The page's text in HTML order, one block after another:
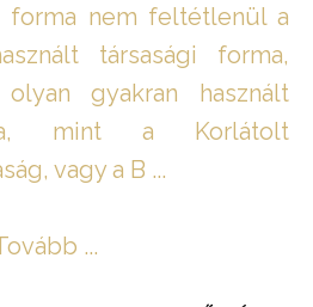
forma nem feltétlenül a
társasági forma,
gyakran használt
mint a Korlátolt
vagy a B ...
...